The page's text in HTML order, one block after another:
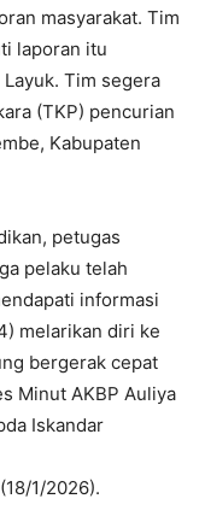
masyarakat. Tim
laporan itu
Tim segera
(TKP) pencurian
Kabupaten
petugas
pelaku telah
informasi
melarikan diri ke
bergerak cepat
Minut AKBP Auliya
Iskandar
1/2026).